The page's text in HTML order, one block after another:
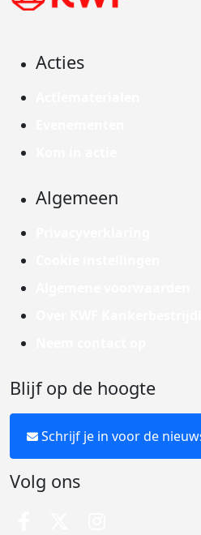
Acties
Algemeen
Blijf op de hoogte
Schrijf je in voor de
Volg ons